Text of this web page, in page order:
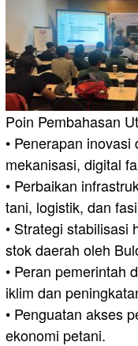
Poin Pembahasan
• Penerapan
mekanisasi, digital
• Perbaikan
tani, logistik, dan
• Strategi stabilisasi
stok daerah oleh
• Peran pemerintah
iklim dan
• Penguatan akses
ekonomi petani.